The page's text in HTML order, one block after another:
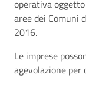
operativa
aree dei Comuni
2016.
Le imprese
agevolazione